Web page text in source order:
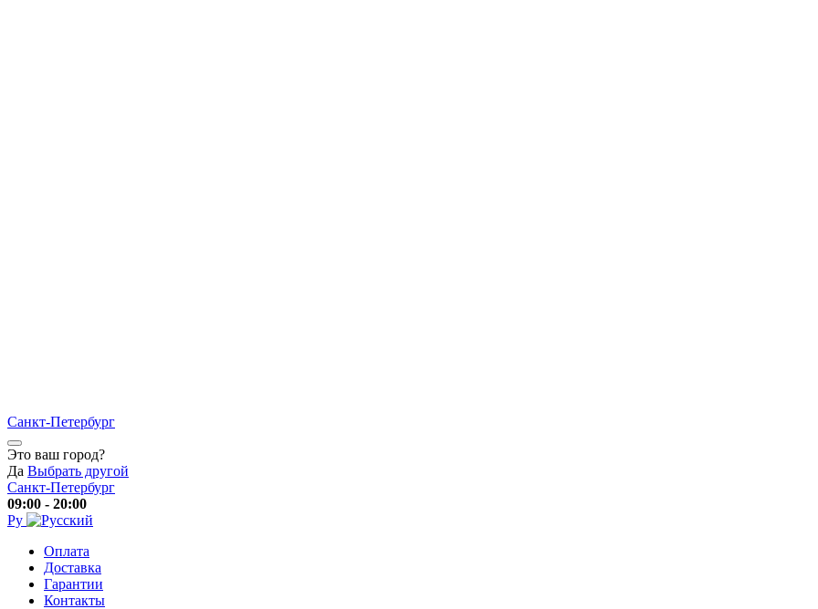
Санкт-Петербург
Это ваш город?
Да Выбрать другой
Санкт-Петербург
09:00 - 20:00
Ру
Оплата
Доставка
Гарантии
Контакты